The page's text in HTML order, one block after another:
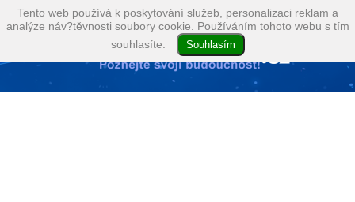
Tento web používá k poskytování služeb, personalizaci reklam a
analýze náv?těvnosti soubory cookie. Používáním tohoto webu s tím
souhlasíte.